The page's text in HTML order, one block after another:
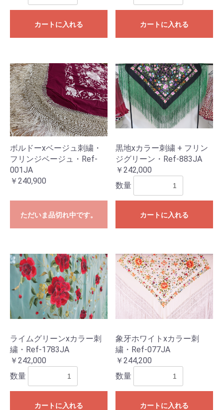
カートに入れる カートに入れる
ボルドーxベージュ刺繍・
フリンジベージュ・Ref-
001JA
￥240,900
ただいま品切れ中です。
黒地xカラー刺繍 + フリン
ジグリーン・Ref-883JA
￥242,000
数量
カートに入れる
ライムグリーンxカラー刺
繍・Ref-1783JA
￥242,000
数量
カートに入れる
象牙ホワイトxカラー刺
繍・Ref-077JA
￥244,200
数量
カートに入れる